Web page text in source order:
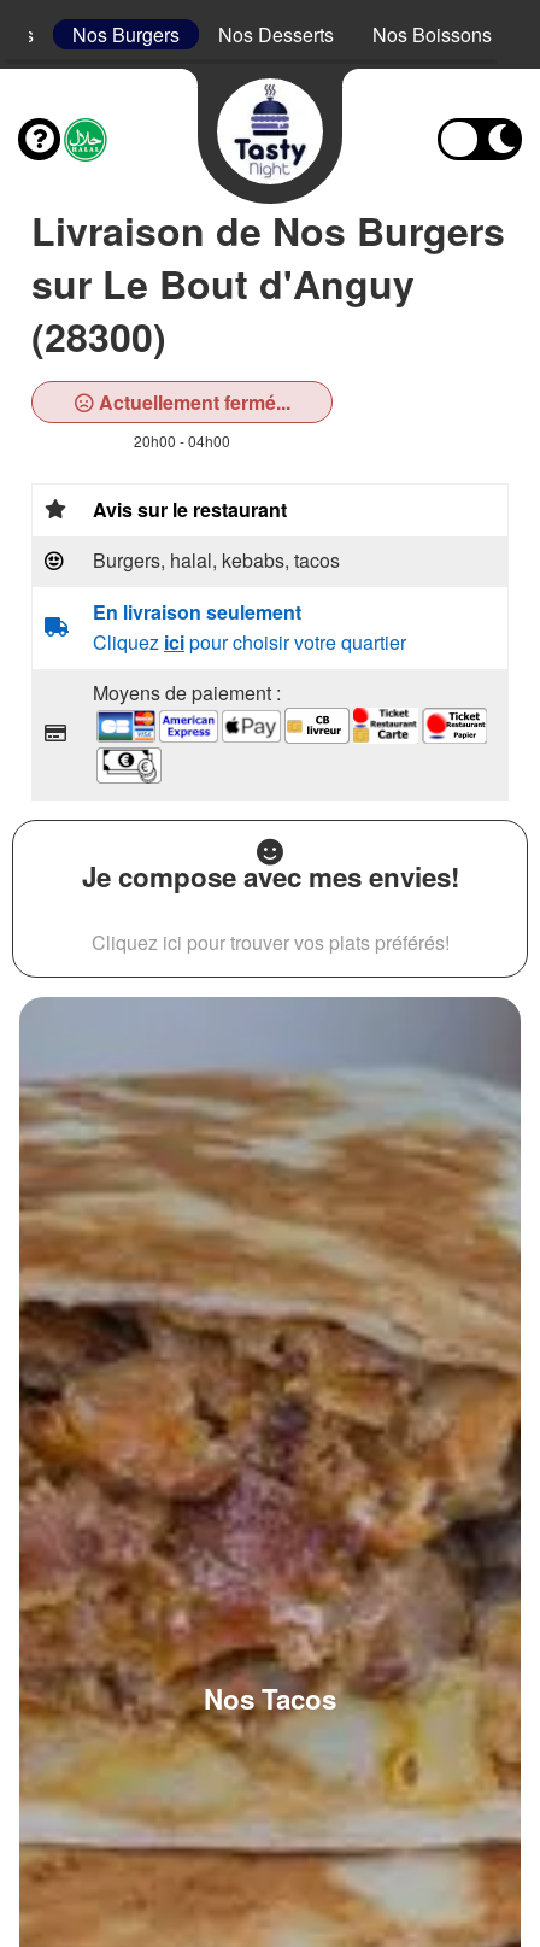
Nos Burgers Nos Desserts Nos Boissons
Livraison de Nos Burgers
sur Le Bout d'Anguy
(28300)
Actuellement fermé...
20h00 - 04h00
Avis sur le restaurant
Burgers, halal, kebabs, tacos
En livraison seulement
Cliquez icipour choisir votre quartier
Moyens de paiement :
Je compose avec mes envies!
Cliquez ici pour trouver vos plats préférés!
Nos Tacos